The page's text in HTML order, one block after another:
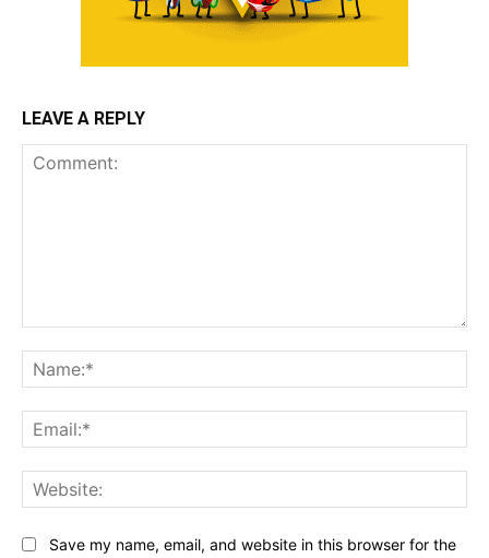
LEAVE A REPLY
Save my name, email, and website in this browser for the